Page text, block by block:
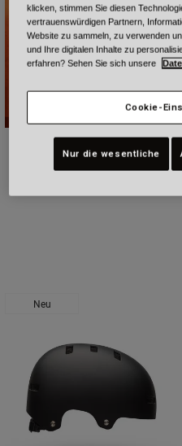
Neu
klicken, stimmen Sie diesen
vertrauenswürdigen Partnern,
Website zu sammeln, zu verwenden
und Ihre digitalen Inhalte zu
erfahren? Sehen Sie sich unsere
Cookie-
Nur die wesentliche